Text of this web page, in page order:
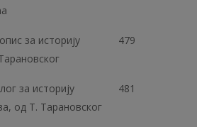
за историју
479
за историју
од Т. Тарановског
481